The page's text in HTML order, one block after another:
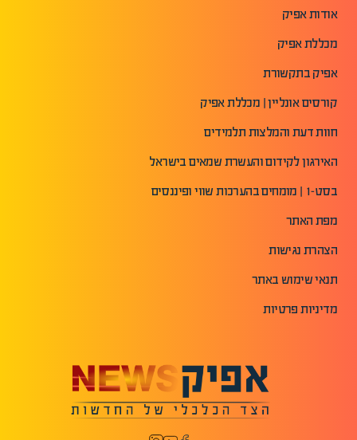
אודות אפיק
מכללת אפיק
אפיק בתקשורת
קורסים אונליין | מכללת אפיק
חוות דעת והמלצות תלמידים
האירגון לקידום והעשרת שמאים בישראל
בסט-1 | מומחים בהערכות שווי ופיננסים
מפת האתר
הצהרת נגישות
תנאי שימוש באתר
מדיניות פרטיות